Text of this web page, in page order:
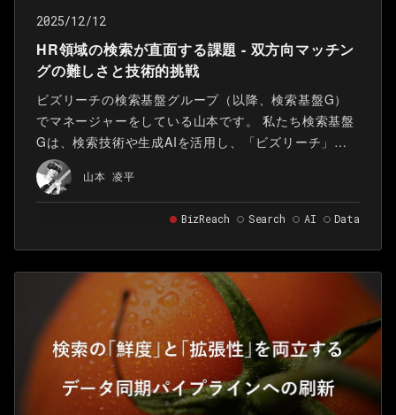
2025/12/12
HR領域の検索が直面する課題 - 双方向マッチン
グの難しさと技術的挑戦
ビズリーチの検索基盤グループ（以降、検索基盤G）
でマネージャーをしている山本です。 私たち検索基盤
Gは、検索技術や生成AIを活用し、「ビズリーチ」に
おけるマッチング機会の質を向上させることをミッシ
ョンとしています。
山本 凌平
BizReach Search AI Data